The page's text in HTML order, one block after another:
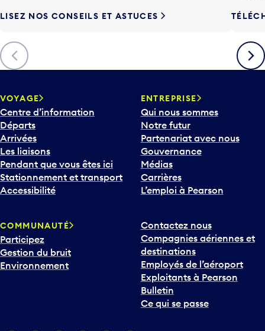
Précédent
LISEZ NOS CONSEILS ET ASTUCES
VOYAGE
Centre d’information
Départs
Arrivées
Les liaisons
Pendant que vous êtes ici
Stationnement et transport
Accessibilité
ENTREPRISE
Qui nous sommes
Notre futur
Partenariat avec nous
Gouvernance
Médias
Carrières
L’emploi à Pearson
COMMUNAUTÉ
Participez
Gestion du bruit
Environnement
Contactez nous
Compagnies aériennes et
destinations
Employés de l’aéroport
Exploitants à Pearson
Bulletin
Ce qui se passe